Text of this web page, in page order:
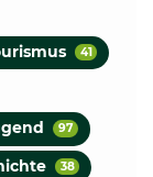
41
97
38